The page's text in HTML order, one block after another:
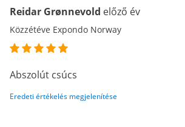
Reidar Grønnevold előző év
Közzétéve Expondo Norway
Abszolút csúcs
Eredeti értékelés megjelenítése